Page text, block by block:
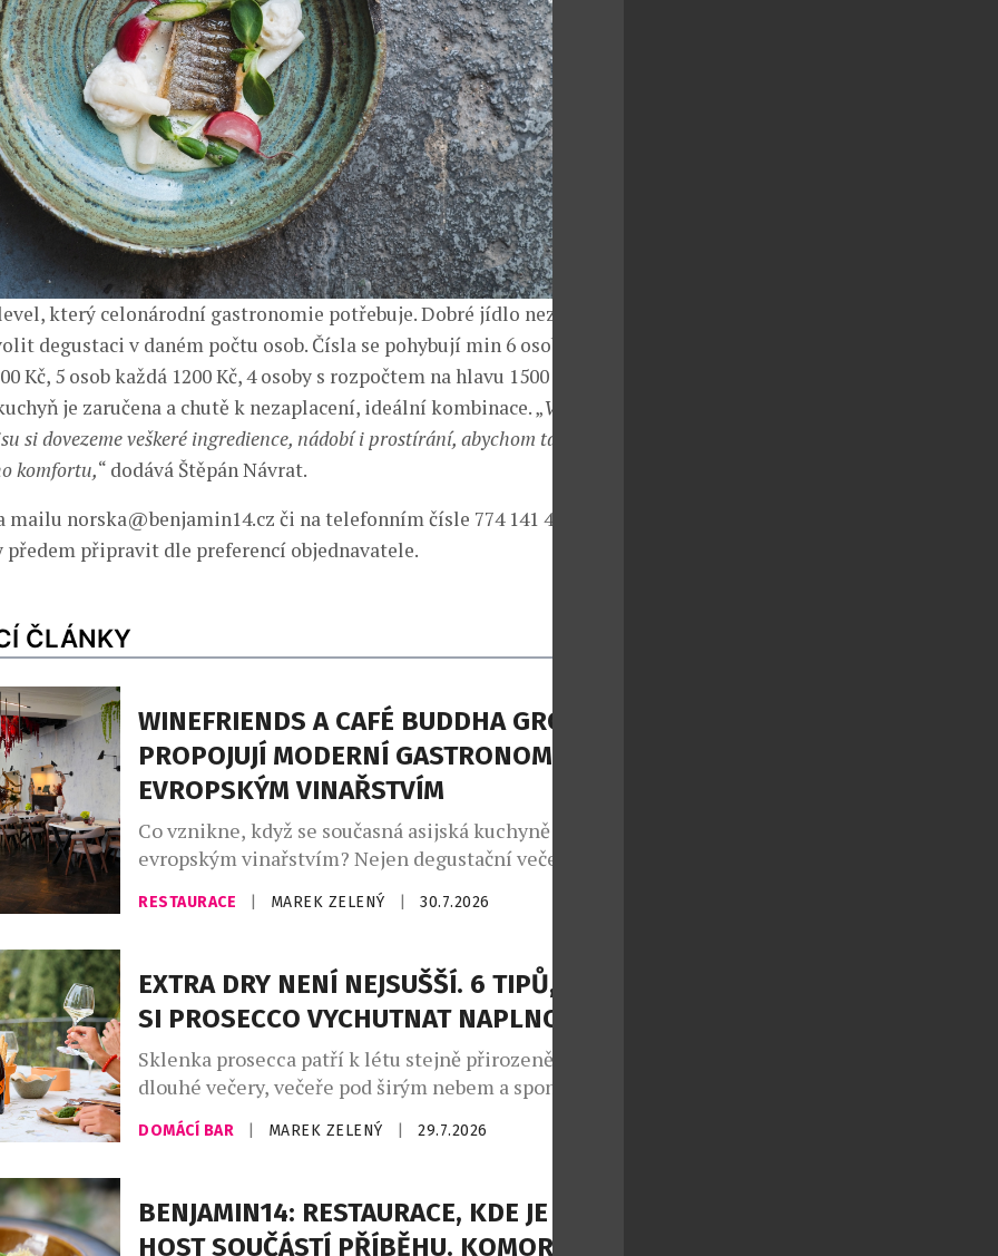
který celonárodní gastronomie potřebuje. Dobré jídlo nezná
degustaci v daném počtu osob. Čísla se pohybují min 6 osob, jenž
Kč, 5 osob každá 1200 Kč, 4 osoby s rozpočtem na hlavu 1500 Kč.
je zaručena a chutě k nezaplacení, ideální kombinace. „V rámci
si dovezeme veškeré ingredience, nádobí i prostírání, abychom tak
komfortu,“ dodává Štěpán Návrat.
mailu norska@benjamin14.cz či na telefonním čísle 774 141 432.
předem připravit dle preferencí objednavatele.
ČLÁNKY
WINEFRIENDS A CAFÉ BUDDHA GROUP
PROPOJUJÍ MODERNÍ GASTRONOMII S
EVROPSKÝM VINAŘSTVÍM
Co vznikne, když se současná asijská kuchyně potká s
evropským vinařstvím? Nejen degustační večeře, ale
série výjimečných večerů, které zvou hosty na cestu
napříč kontinenty, chutěmi i vinařskými regiony.
připravila na podzim 2026 sérii tří tematických
degustačních večerů. Dva z nich se uskuteční v
restauraci PRU58, jeden v […]
RESTAURACE MAREK ZELENÝ 30.7.2026
EXTRA DRY NENÍ NEJSUŠŠÍ. 6 TIPŮ, JAK
SI PROSECCO VYCHUTNAT NAPLNO
Sklenka prosecca patří k létu stejně přirozeně jako
dlouhé večery, večeře pod širým nebem a spontánní
setkání s přáteli. Své pevné místo si našlo také v
našich skleničkách. Česká republika je sedmým
jemně perlivého frizzante jí patří dokonce druhé
místo. Mezinárodní den prosecca, který každoročně
DOMÁCÍ BAR MAREK ZELENÝ 29.7.2026
BENJAMIN14: RESTAURACE, KDE JE
HOST SOUČÁSTÍ PŘÍBĚHU. KOMORNÍ